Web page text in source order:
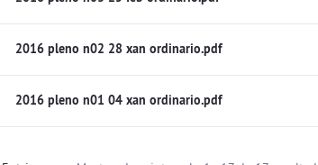
2016 pleno n02 28 xan ordinario.pdf
2016 pleno n01 04 xan ordinario.pdf